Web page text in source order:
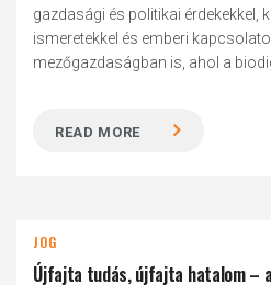
gazdasági és politikai érdekekkel,
ismeretekkel és emberi
mezőgazdaságban is, ahol a
READ MORE
JOG
Újfajta tudás, újfajta hatalom –